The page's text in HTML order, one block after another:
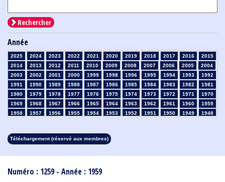
Numéro : 1259 - Année : 1959
Rechercher
Année
2025 2024 2023 2022 2021 2020 2019 2018 2017 2016
2015
2014
2013 2012 2011 2010 2009 2008 2007 2006 2005
2004
2003
2002 2001 2000 1999 1998 1996 1995 1994 1993
1992
1991
1990 1989 1988 1987 1986 1985 1984 1983 1982
1981
1980
1979 1978 1977 1976 1975 1974 1973 1972 1971
1970
1969
1968 1967 1966 1965 1964 1963 1962 1961 1960
1959
1958
1957 1956 1955 1954 1953 1952 1951 1950 1949
1948
1913
1912 1911 1910 1909 1908
Téléchargement (réservé aux membres)